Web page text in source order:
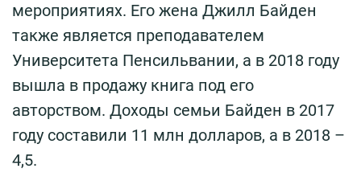
мероприятиях. Его жена Джилл Байден
также является преподавателем
Университета Пенсильвании, а в 2018 году
вышла в продажу книга под его
авторством. Доходы семьи Байден в 2017
году составили 11 млн долларов, а в 2018 –
4,5.